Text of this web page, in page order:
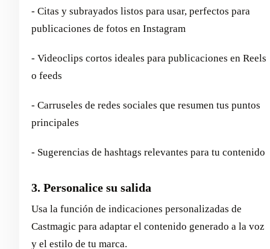
- Citas y subrayados listos para usar, perfectos para
publicaciones de fotos en Instagram
- Videoclips cortos ideales para publicaciones en Reels
o feeds
- Carruseles de redes sociales que resumen tus puntos
principales
- Sugerencias de hashtags relevantes para tu contenido
3. Personalice su salida
Usa la función de indicaciones personalizadas de
Castmagic para adaptar el contenido generado a la voz
y el estilo de tu marca.